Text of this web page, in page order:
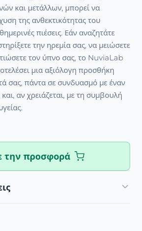
και μετάλλων, μπορεί να
της ανθεκτικότητας του
πιέσεις. Εάν αναζητάτε
την ηρεμία σας, να μειώσετε
τον ύπνο σας, το NuviaLab
μια αξιόλογη προσθήκη
σας, πάντα σε συνδυασμό με έναν
αν χρειάζεται, με τη συμβουλή
την προσφορά